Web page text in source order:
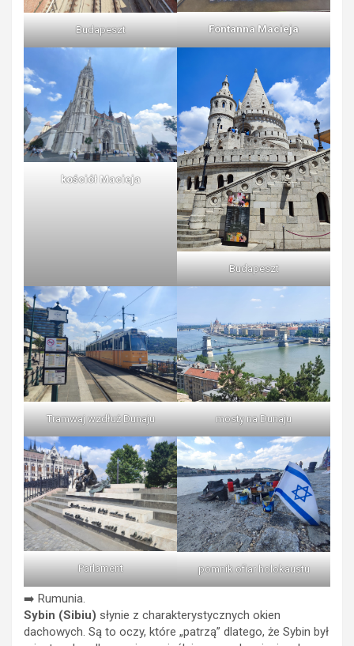
Budapeszt Fontanna Macieja
kościół Macieja
Budapeszt
Tramwaj wzdłuż Dunaju mosty na Dunaju
Parlament pomnik ofiar holokaustu
➡️ Rumunia.
Sybin (Sibiu) słynie z charakterystycznych okien
dachowych. Są to oczy, które „patrzą” dlatego, że Sybin był